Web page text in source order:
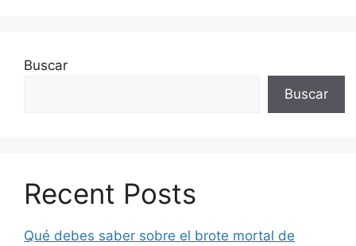
Buscar
Buscar
Recent Posts
Qué debes saber sobre el brote mortal de